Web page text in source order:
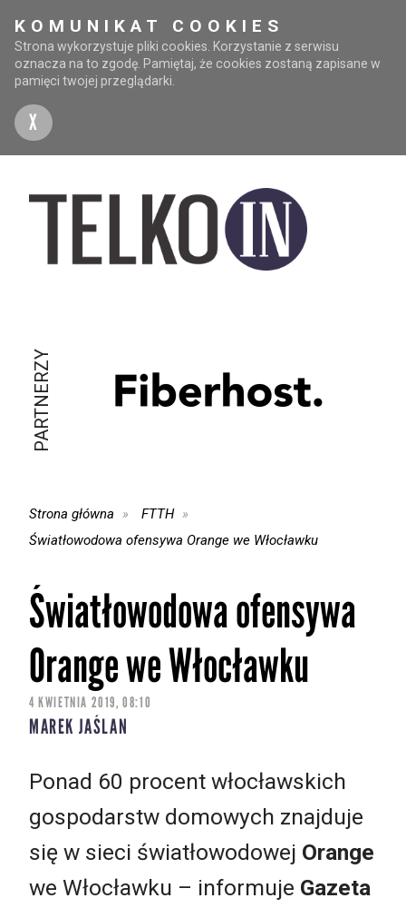
KOMUNIKAT COOKIES
Strona wykorzystuje pliki cookies. Korzystanie z serwisu
oznacza na to zgodę. Pamiętaj, że cookies zostaną zapisane w
pamięci twojej przeglądarki.
X
PARTNERZY
Strona główna
FTTH
Światłowodowa ofensywa Orange we Włocławku
Światłowodowa ofensywa
Orange we Włocławku
4 KWIETNIA 2019, 08:10
MAREK JAŚLAN
Ponad 60 procent włocławskich
gospodarstw domowych znajduje
się w sieci światłowodowej Orange
we Włocławku – informuje Gazeta